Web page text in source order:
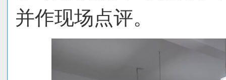
并作现场点评。